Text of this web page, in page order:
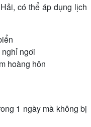
có thể áp dụng lịch
ngơi
hoàng hôn
1 ngày mà không bị